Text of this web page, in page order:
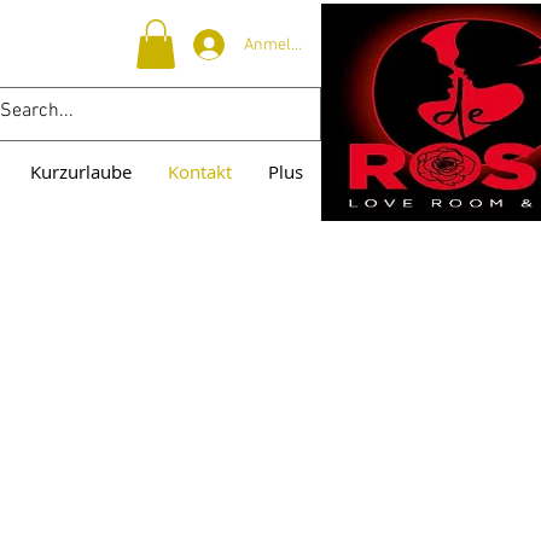
Kurzurlaube Kontakt Plus
Anmelden